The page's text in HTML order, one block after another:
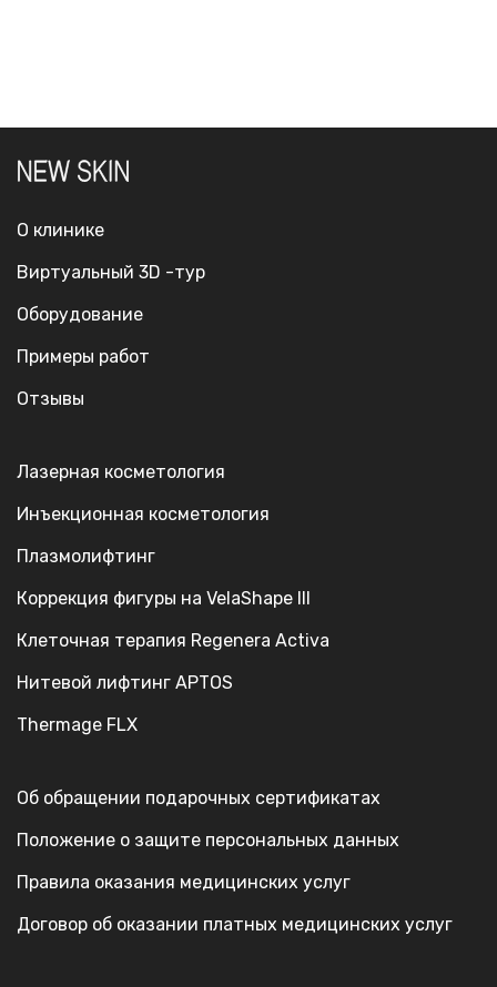
О клинике
Виртуальный 3D -тур
Оборудование
Примеры работ
Отзывы
Лазерная косметология
Инъекционная косметология
Плазмолифтинг
Коррекция фигуры на VelaShape III
Клеточная терапия Regenera Activa
Нитевой лифтинг APTOS
Thermage FLX
Об обращении подарочных сертификатах
Положение о защите персональных данных
Правила оказания медицинских услуг
Договор об оказании платных медицинских услуг